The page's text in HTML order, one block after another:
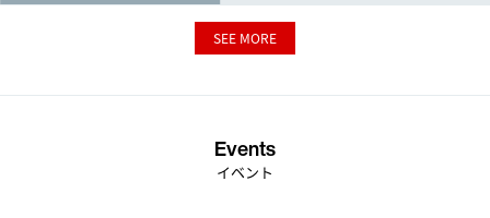
SEE MORE
Events
イベント